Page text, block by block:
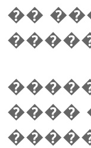
��
����